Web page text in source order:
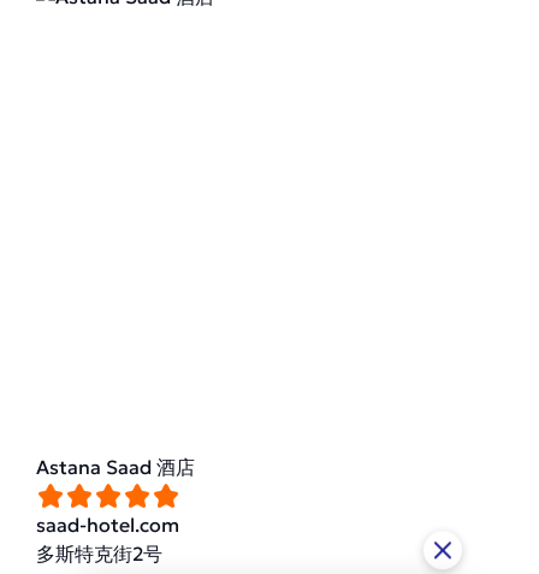
Astana Saad 酒店
saad-hotel.com
多斯特克街2号